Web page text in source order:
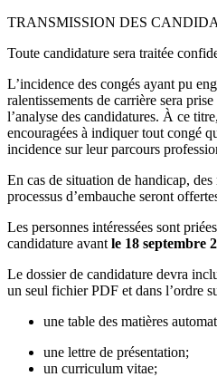
TRANSMISSION DES
Toute candidature sera traitée
L’incidence des congés ayant pu
ralentissements de carrière sera
l’analyse des candidatures. À ce
encouragées à indiquer tout congé
incidence sur leur parcours
En cas de situation de handicap, des
processus d’embauche seront
Les personnes intéressées sont
candidature avant le 18 septembre
Le dossier de candidature devra
un seul fichier PDF et dans l’ordre
une table des matières
une lettre de présentation;
un curriculum vitae;